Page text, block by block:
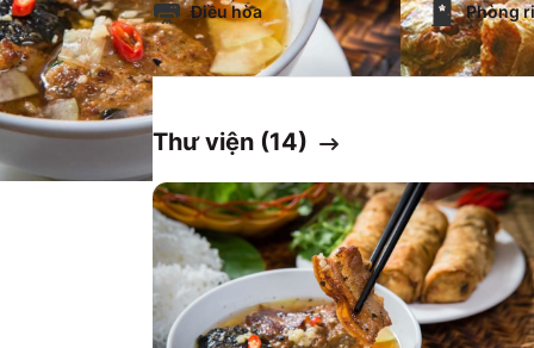
Điều hòa Phòng
Thư viện (14)